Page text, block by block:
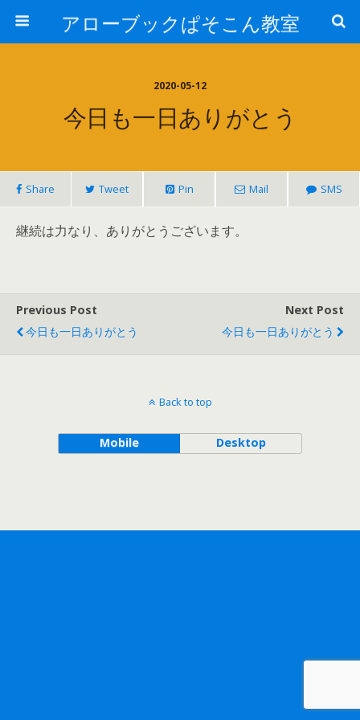
アローブックぱそこん教室
2020-05-12
今日も一日ありがとう
Share Tweet Pin Mail SMS
継続は力なり、ありがとうございます。
Previous Post
今日も一日ありがとう
Next Post
今日も一日ありがとう
Back to top
Mobile Desktop